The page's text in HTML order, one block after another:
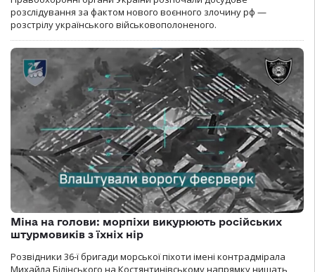
розслідування за фактом нового воєнного злочину рф —
розстрілу українського військовополоненого.
Міна на голови: морпіхи викурюють російських
штурмовиків з їхніх нір
Розвідники 36-ї бригади морської піхоти імені контрадмірала
Михайла Білінського на Костянтинівському напрямку нищать